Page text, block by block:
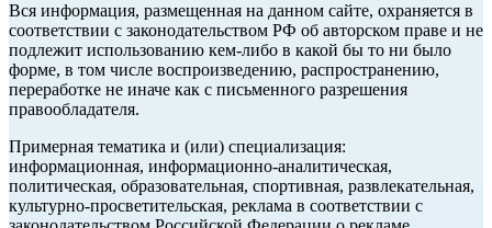
Вся информация, размещенная на данном сайте, охраняется в
соответствии с законодательством РФ об авторском праве и не
подлежит использованию кем-либо в какой бы то ни было
форме, в том числе воспроизведению, распространению,
переработке не иначе как с письменного разрешения
правообладателя.
Примерная тематика и (или) специализация:
информационная, информационно-аналитическая,
политическая, образовательная, спортивная, развлекательная,
культурно-просветительская, реклама в соответствии с